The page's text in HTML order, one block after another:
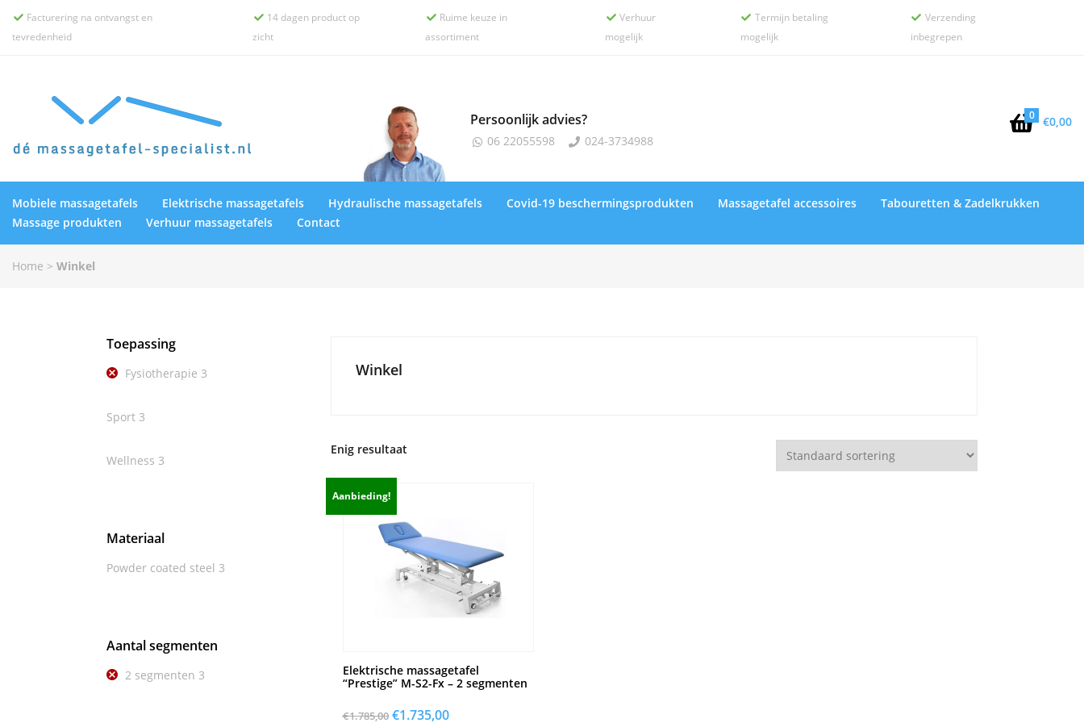
 Facturering na ontvangst en
tevredenheid
 14 dagen product op
zicht
 Ruime keuze in
assortiment
 Verhuur
mogelijk
 Termijn betaling
mogelijk
 Verzending
inbegrepen
Persoonlijk advies?
 06 22055598  024-3734988
0 €0,00
Mobiele massagetafels Elektrische massagetafels Hydraulische massagetafels Covid-19 beschermingsprodukten Massagetafel accessoires
Tabouretten & Zadelkrukken
Massage produkten
Verhuur massagetafels Contact
Home > Winkel
Toepassing
Fysiotherapie 3
Sport 3
Wellness 3
Materiaal
Powder coated steel 3
Aantal segmenten
2 segmenten 3
Winkel
Enig resultaat
Aanbieding!
Elektrische massagetafel
“Prestige” M-S2-Fx – 2 segmenten
€1.785,00 Oorspronkelijke
€1.735,00Huidige